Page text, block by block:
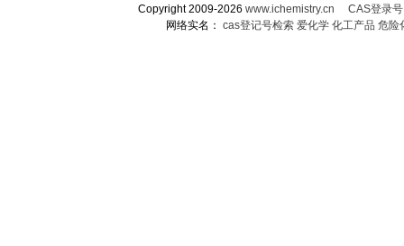
Copyright 2009-2026www.ichemistry.cn
CAS登录
网络实名： cas登记号检索 爱化学 化工产品 危险